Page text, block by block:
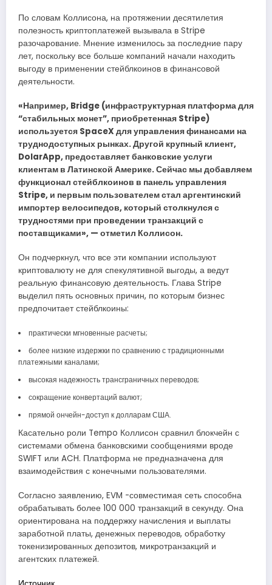
По словам Коллисона, на протяжении десятилетия
полезность криптоплатежей вызывала в Stripe
разочарование. Мнение изменилось за последние пару
лет, поскольку все больше компаний начали находить
выгоду в применении стейблкоинов в финансовой
деятельности.
«Например, Bridge (инфраструктурная платформа для
“стабильных монет”, приобретенная Stripe)
используется SpaceX для управления финансами на
труднодоступных рынках. Другой крупный клиент,
DolarApp, предоставляет банковские услуги
клиентам в Латинской Америке. Сейчас мы добавляем
функционал стейблкоинов в панель управления
Stripe, и первым пользователем стал аргентинский
импортер велосипедов, который столкнулся с
трудностями при проведении транзакций с
поставщиками», — отметил Коллисон.
Он подчеркнул, что все эти компании используют
криптовалюту не для спекулятивной выгоды, а ведут
реальную финансовую деятельность. Глава Stripe
выделил пять основных причин, по которым бизнес
предпочитает стейблкоины:
практически мгновенные расчеты;
более низкие издержки по сравнению с традиционными
платежными каналами;
высокая надежность трансграничных переводов;
сокращение конвертаций валют;
прямой ончейн-доступ к долларам США.
Касательно роли Tempo Коллисон сравнил блокчейн с
системами обмена банковскими сообщениями вроде
SWIFT или ACH. Платформа не предназначена для
взаимодействия с конечными пользователями.
Согласно заявлению, EVM -совместимая сеть способна
обрабатывать более 100 000 транзакций в секунду. Она
ориентирована на поддержку начисления и выплаты
заработной платы, денежных переводов, обработку
токенизированных депозитов, микротранзакций и
агентских платежей.